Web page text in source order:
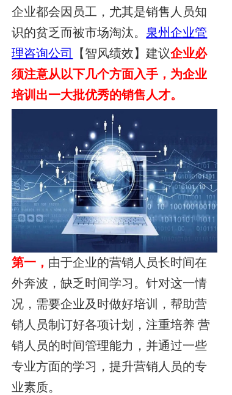
企业都会因员工，尤其是销售人员知
识的贫乏而被市场淘汰。 泉州企业管
理咨询公司
【智风绩效】建议企业必
须注意从以下几个方面入手，为企业
培训出一大批优秀的销售人才。
第一， 由于企业的营销人员长时间在
外奔波，缺乏时间学习。针对这一情
况，需要企业及时做好培训，帮助营
销人员制订好各项计划，注重培养 营
销人员的时间管理能力，并通过一些
专业方面的学习，提升营销人员的专
业素质。